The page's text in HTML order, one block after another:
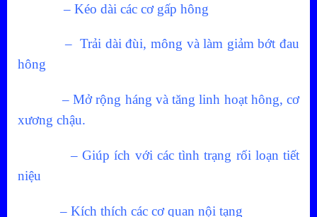
– Kéo dài các cơ gấp hông
– Trải dài đùi, mông và làm giảm bớt đau
hông
– Mở rộng háng và tăng linh hoạt hông, cơ
xương chậu.
– Giúp ích với các tình trạng rối loạn tiết
niệu
– Kích thích các cơ quan nội tạng